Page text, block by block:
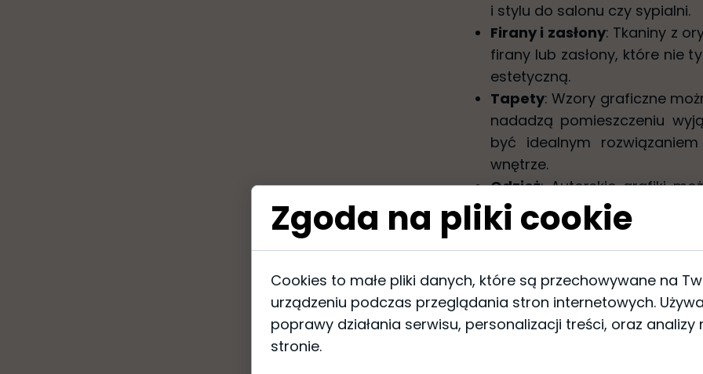
i stylu do salonu czy sypialni.
Firany i zasłony: Tkaniny z
firany lub zasłony, które nie
estetyczną.
Tapety: Wzory graficzne
nadadzą pomieszczeniu
być idealnym
wnętrze.
Odzież: Autorskie grafiki
bluzkach, sukienkach czy
garderoby staje się unikatowy.
Obrusy i serwetki: Wzory
tekstyliach stołowych, takich
podczas rodzinnych spotkań
Inwestując w autorskie grafiki na
która wyróżnia Twoje wnętrze
Zgoda na pliki cookie
Cookies to małe pliki danych, które są przechowywane na
urządzeniu podczas przeglądania stron internetowych.
poprawy działania serwisu, personalizacji treści, oraz analizy
stronie.